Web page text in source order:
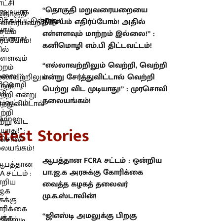
“தொகுதி மறுவரையறையை
நிச்சயம் எதிர்ப்போம்! அதில்
எள்ளளவும் மாற்றம் இல்லை!” :
கனிமொழி எம்.பி திட்டவட்டம்!
“எல்லாவற்றிலும் வெற்றி, வெற்றி
என்று சேர்த்துவிட்டால் வெற்றி
பெற்று விட முடியாது!” : முரசொலி
தலையங்கம்!
Stories
ஆபத்தான FCRA சட்டம் : ஒன்றிய
பா.ஜ.க அரசுக்கு கோரிக்கை
வைத்த கழகத் தலைவர்
மு.க.ஸ்டாலின்!
“ஜிஎஸ்டி அமலுக்கு பிறகு